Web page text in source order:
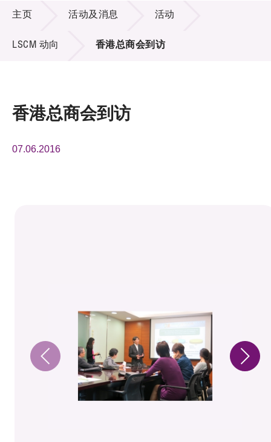
技术商品化
项目及资助计划
活动及消息
活动及消息
主页 活动及消息 活动
LSCM 动向 香港总商会到访
香港总商会到访
07.06.2016